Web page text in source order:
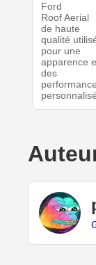
Ford
Roof Aerial
de haute
qualité
pour une
apparence
des